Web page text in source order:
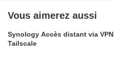
Vous aimerez aussi
Synology Accès distant via VPN
Tailscale